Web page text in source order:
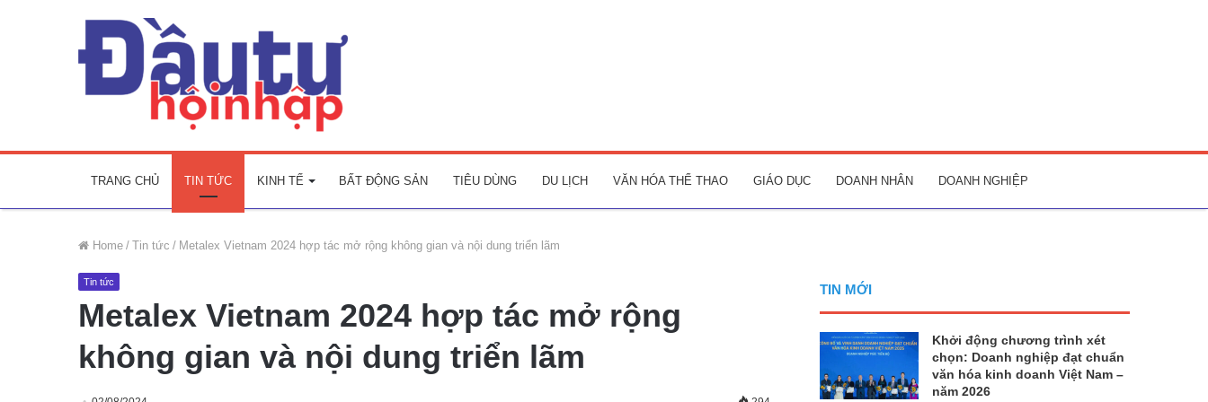
TRANG CHỦ TIN TỨC KINH TẾ BẤT ĐỘNG SẢN TIÊU DÙNG DU LỊCH VĂN HÓA THỂ THAO GIÁO DỤC DOANH NHÂN DOANH NGHIỆP
Home / Tin tức / Metalex Vietnam 2024 hợp tác mở rộng không gian và nội dung triển lãm
Tin tức
Metalex Vietnam 2024 hợp tác mở rộng
không gian và nội dung triển lãm
TIN MỚI
Khởi động chương trình xét
chọn: Doanh nghiệp đạt chuẩn
văn hóa kinh doanh Việt Nam –
năm 2026